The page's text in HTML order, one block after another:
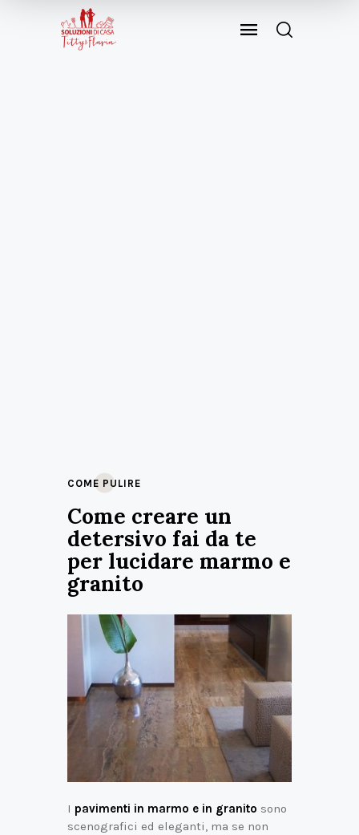
COME PULIRE
Come creare un
detersivo fai da te
per lucidare marmo e
granito
I pavimenti in marmo e in granito sono
scenografici ed eleganti, ma se non